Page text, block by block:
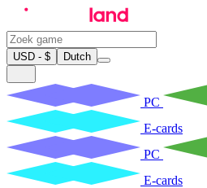
USD - $ Dutch
PC
E-cards
PC
E-cards